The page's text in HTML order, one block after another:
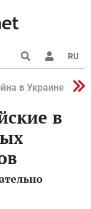
RU
в Украине 2022
в